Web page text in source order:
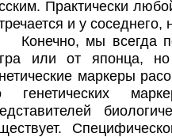
Практически
и у соседнего,
Конечно, мы всегда
или от японца,
маркеры
генетических